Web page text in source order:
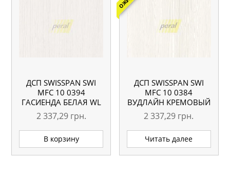
ДСП SWISSPAN SWI
MFC 10 0394
ГАСИЕНДА БЕЛАЯ WL
18 ММ
2 337,29 грн.
В корзину
ДСП SWISSPAN SWI
MFC 10 0384
ВУДЛАЙН КРЕМОВЫЙ
WL 18 ММ
2 337,29 грн.
Читать далее